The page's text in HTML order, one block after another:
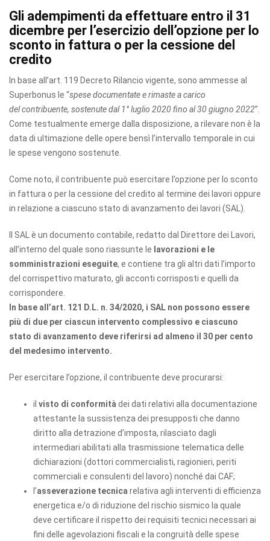
Gli adempimenti da effettuare entro il 31
dicembre per l’esercizio dell’opzione per lo
sconto in fattura o per la cessione del
credito
In base all’art. 119 Decreto Rilancio vigente, sono ammesse al
Superbonus le “spese documentate e rimaste a carico
del contribuente, sostenute dal 1° luglio 2020 fino al 30 giugno 2022”.
Come testualmente emerge dalla disposizione, a rilevare non è la
data di ultimazione delle opere bensì l’intervallo temporale in cui
le spese vengono sostenute.
Come noto, il contribuente può esercitare l’opzione per lo sconto
in fattura o per la cessione del credito al termine dei lavori oppure
in relazione a ciascuno stato di avanzamento dei lavori (SAL).
Il SAL è un documento contabile, redatto dal Direttore dei Lavori,
all’interno del quale sono riassunte le lavorazioni e le
somministrazioni eseguite, e contiene tra gli altri dati l’importo
del corrispettivo maturato, gli acconti corrisposti e quelli da
corrispondere.
In base all’art. 121 D.L. n. 34/2020, i SAL non possono essere
più di due per ciascun intervento complessivo e ciascuno
stato di avanzamento deve riferirsi ad almeno il 30 per cento
del medesimo intervento.
Per esercitare l’opzione, il contribuente deve procurarsi:
il visto di conformità dei dati relativi alla documentazione
attestante la sussistenza dei presupposti che danno
diritto alla detrazione d’imposta, rilasciato dagli
intermediari abilitati alla trasmissione telematica delle
dichiarazioni (dottori commercialisti, ragionieri, periti
commerciali e consulenti del lavoro) nonché dai CAF;
l’asseverazione tecnica relativa agli interventi di efficienza
energetica e/o di riduzione del rischio sismico la quale
deve certificare il rispetto dei requisiti tecnici necessari ai
fini delle agevolazioni fiscali e la congruità delle spese